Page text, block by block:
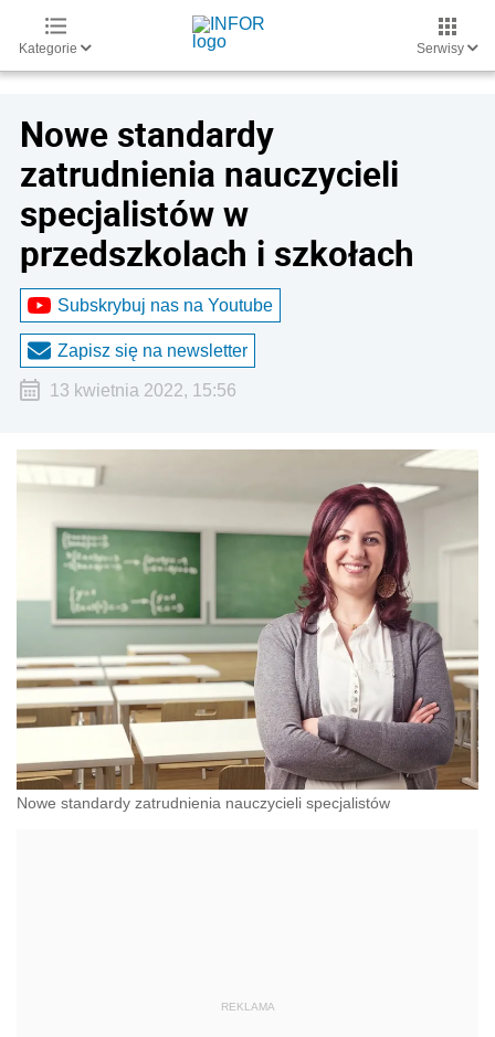
Kategorie Serwisy
Nowe standardy
zatrudnienia nauczycieli
specjalistów w
przedszkolach i szkołach
Subskrybuj nas na Youtube
Zapisz się na newsletter
13 kwietnia 2022, 15:56
Nowe standardy zatrudnienia nauczycieli specjalistów